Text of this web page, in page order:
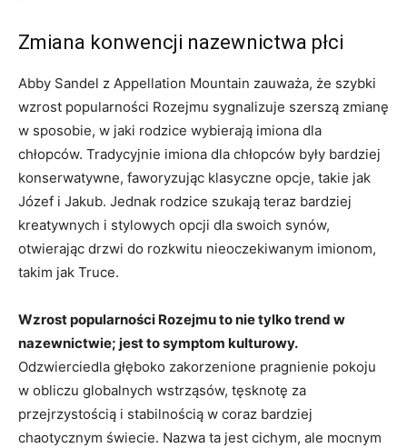
Zmiana konwencji nazewnictwa płci
Abby Sandel z Appellation Mountain zauważa, że szybki
wzrost popularności Rozejmu sygnalizuje szerszą zmianę
w sposobie, w jaki rodzice wybierają imiona dla
chłopców. Tradycyjnie imiona dla chłopców były bardziej
konserwatywne, faworyzując klasyczne opcje, takie jak
Józef i Jakub. Jednak rodzice szukają teraz bardziej
kreatywnych i stylowych opcji dla swoich synów,
otwierając drzwi do rozkwitu nieoczekiwanym imionom,
takim jak Truce.
Wzrost popularności Rozejmu to nie tylko trend w
nazewnictwie; jest to symptom kulturowy.
Odzwierciedla głęboko zakorzenione pragnienie pokoju
w obliczu globalnych wstrząsów, tęsknotę za
przejrzystością i stabilnością w coraz bardziej
chaotycznym świecie. Nazwa ta jest cichym, ale mocnym